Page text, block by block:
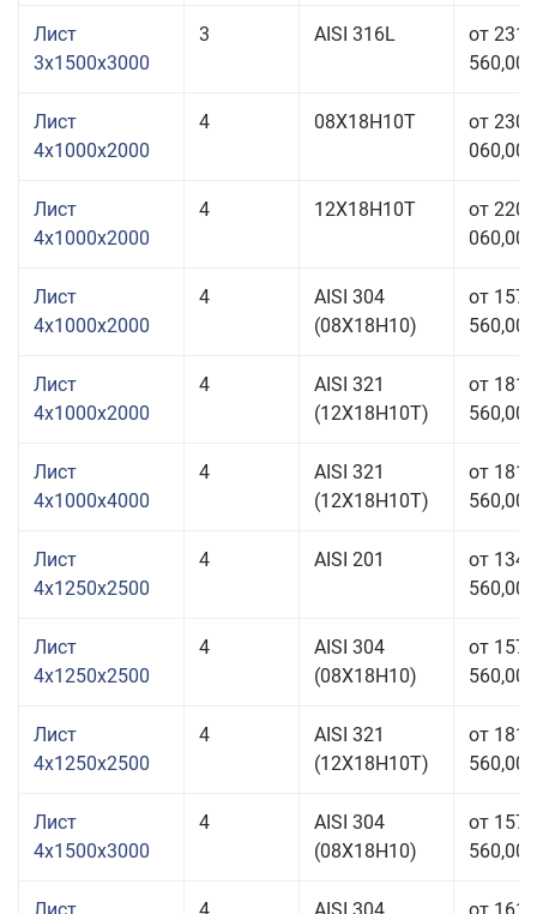
Лист
3x1500x3000
3 AISI 316L
от 231
560,00
Лист
4x1000x2000
4 08Х18Н10Т
от 230
060,00
Лист
4x1000x2000
4 12Х18Н10Т
от 220
060,00
Лист
4x1000x2000
4
AISI 304
(08Х18Н10)
от 157
560,00
Лист
4x1000x2000
4
AISI 321
(12Х18Н10Т)
от 181
560,00
Лист
4x1000x4000
4
AISI 321
(12Х18Н10Т)
от 181
560,00
Лист
4x1250x2500
4 AISI 201
от 134
560,00
Лист
4x1250x2500
4
AISI 304
(08Х18Н10)
от 157
560,00
Лист
4x1250x2500
4
AISI 321
(12Х18Н10Т)
от 181
560,00
Лист
4x1500x3000
4
AISI 304
(08Х18Н10)
от 157
560,00